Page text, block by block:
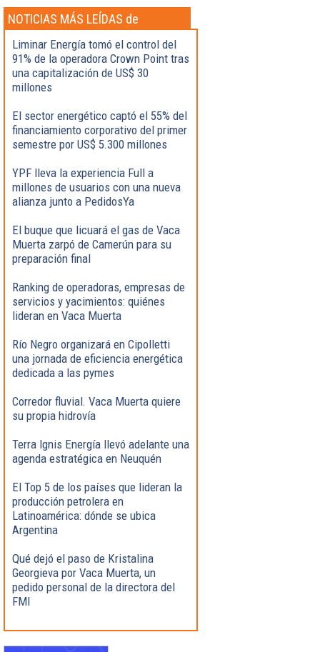
NOTICIAS MÁS LEÍDAS de
Actualidad
Liminar Energía tomó el control del
91% de la operadora Crown Point tras
una capitalización de US$ 30
millones
El sector energético captó el 55% del
financiamiento corporativo del primer
semestre por US$ 5.300 millones
YPF lleva la experiencia Full a
millones de usuarios con una nueva
alianza junto a PedidosYa
El buque que licuará el gas de Vaca
Muerta zarpó de Camerún para su
preparación final
Ranking de operadoras, empresas de
servicios y yacimientos: quiénes
lideran en Vaca Muerta
Río Negro organizará en Cipolletti
una jornada de eficiencia energética
dedicada a las pymes
Corredor fluvial. Vaca Muerta quiere
su propia hidrovía
Terra Ignis Energía llevó adelante una
agenda estratégica en Neuquén
El Top 5 de los países que lideran la
producción petrolera en
Latinoamérica: dónde se ubica
Argentina
Qué dejó el paso de Kristalina
Georgieva por Vaca Muerta, un
pedido personal de la directora del
FMI